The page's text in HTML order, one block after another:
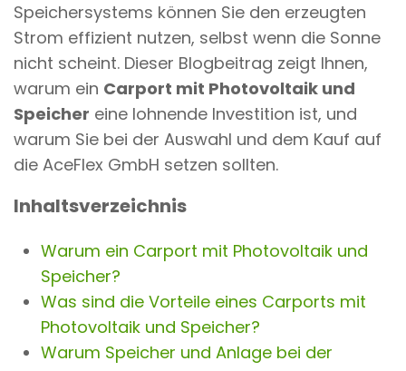
Speichersystems können Sie den erzeugten
Strom effizient nutzen, selbst wenn die Sonne
nicht scheint. Dieser Blogbeitrag zeigt Ihnen,
warum ein Carport mit Photovoltaik und
Speicher eine lohnende Investition ist, und
warum Sie bei der Auswahl und dem Kauf auf
die AceFlex GmbH setzen sollten.
Inhaltsverzeichnis
Warum ein Carport mit Photovoltaik und
Speicher?
Was sind die Vorteile eines Carports mit
Photovoltaik und Speicher?
Warum Speicher und Anlage bei der